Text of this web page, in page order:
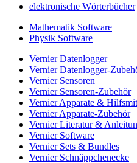
elektronische Wörterbücher
Mathematik Software
Physik Software
Vernier Datenlogger
Vernier Datenlogger-
Vernier Sensoren
Vernier Sensoren-Zubehör
Vernier Apparate &
Vernier Apparate-Zubehör
Vernier Literatur &
Vernier Software
Vernier Sets & Bundles
Vernier Schnäppchenecke